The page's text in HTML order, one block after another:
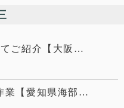
ご紹介【大阪…
業【愛知県海部…